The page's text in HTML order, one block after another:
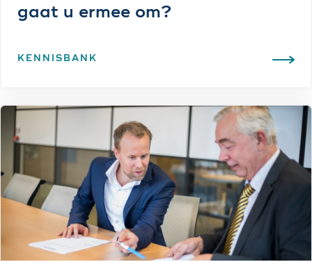
gaat u ermee om?
KENNISBANK